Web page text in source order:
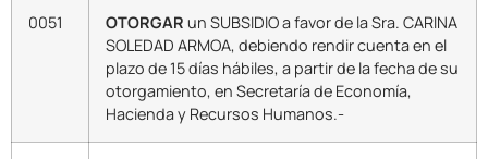
0051 OTORGAR un SUBSIDIO a favor de la Sra. CARINA
SOLEDAD ARMOA, debiendo rendir cuenta en el
plazo de 15 días hábiles, a partir de la fecha de su
otorgamiento, en Secretaría de Economía,
Hacienda y Recursos Humanos.-